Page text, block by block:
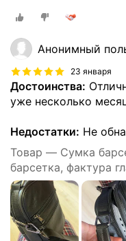
Анонимный
23 января
Достоинства:
уже несколько
Недостатки: Не
Товар — Сумка
барсетка, фактура